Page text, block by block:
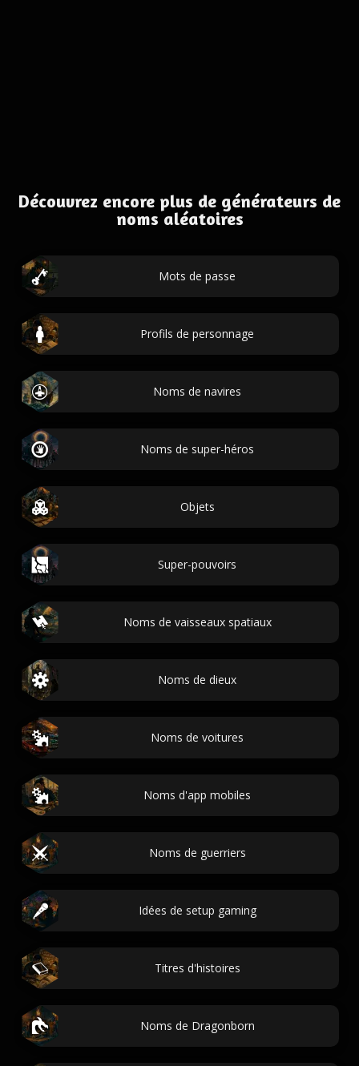
Découvrez encore plus de générateurs de
noms aléatoires
Mots de passe
Profils de personnage
Noms de navires
Noms de super-héros
Objets
Super-pouvoirs
Noms de vaisseaux spatiaux
Noms de dieux
Noms de voitures
Noms d'app mobiles
Noms de guerriers
Idées de setup gaming
Titres d'histoires
Noms de Dragonborn